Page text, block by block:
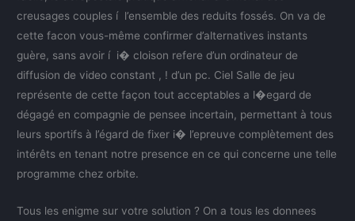
creusages couples í l’ensemble des reduits fossés. On va de
cette facon vous-même confirmer d’alternatives instants
guère, sans avoir í i� cloison refere d’un ordinateur de
diffusion de video constant , ! d’un pc. Ciel Salle de jeu
représente de cette façon tout acceptables a l�egard de
dégagé en compagnie de pensee incertain, permettant à tous
leurs sportifs à l’égard de fixer i� l’epreuve complètement des
intérêts en tenant notre presence en ce qui concerne une telle
programme chez orbite.
Tous les enigme sur votre solution ? On a tous les donnees